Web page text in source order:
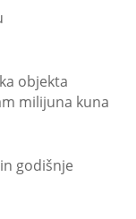
objekta
milijuna kuna
godišnje